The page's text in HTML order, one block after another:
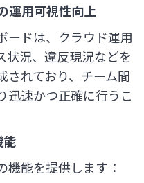
運用可視性向上
ードは、クラウド運用
状況、違反現況などを
されており、チーム間
迅速かつ正確に行うこ
機能を提供します：